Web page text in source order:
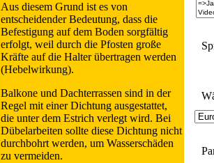
Aus diesem Grund ist es von
entscheidender Bedeutung, dass die
Befestigung auf dem Boden sorgfältig
erfolgt, weil durch die Pfosten große
Kräfte auf die Halter übertragen werden
(Hebelwirkung).
Balkone und Dachterrassen sind in der
Regel mit einer Dichtung ausgestattet,
die unter dem Estrich verlegt wird. Bei
Dübelarbeiten sollte diese Dichtung nicht
durchbohrt werden, um Wasserschäden
zu vermeiden.